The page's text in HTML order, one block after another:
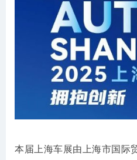
本届上海车展由上海市国际